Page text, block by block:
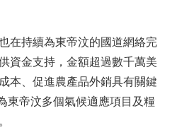
在持續為東帝汶的國道網絡完
資金支持，金額超過數千萬美
本、促進農產品外銷具有關鍵
東帝汶多個氣候適應項目及糧